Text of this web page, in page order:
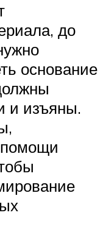
до
основание
и изъяны.